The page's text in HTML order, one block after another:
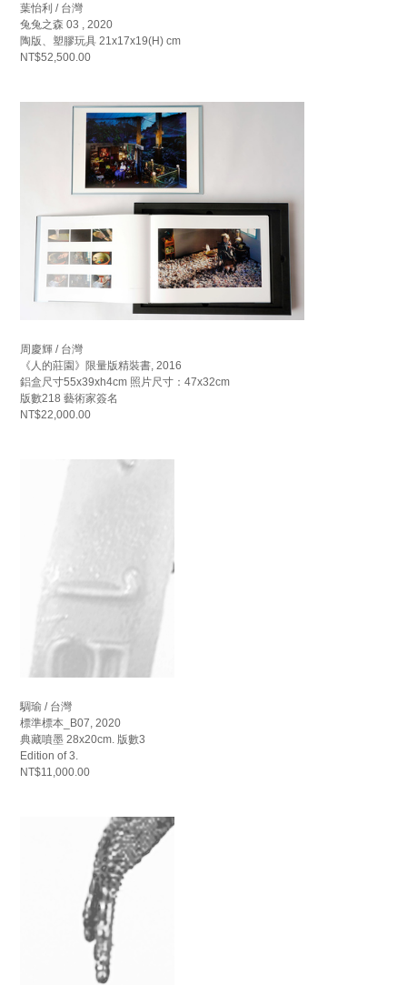
葉怡利 / 台灣
兔兔之森 03 , 2020
陶版、塑膠玩具 21x17x19(H) cm
NT$52,500.00
周慶輝 / 台灣
《人的莊園》限量版精裝書, 2016
鋁盒尺寸55x39xh4cm 照片尺寸：47x32cm
版數218 藝術家簽名
NT$22,000.00
騆瑜 / 台灣
標準標本_B07, 2020
典藏噴墨 28x20cm. 版數3
Edition of 3.
NT$11,000.00